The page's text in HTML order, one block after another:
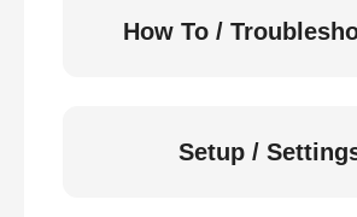
How To /
Setup /